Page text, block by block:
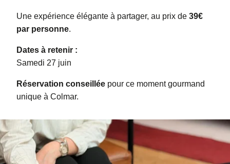
Une expérience élégante à partager, au prix de 39€
par personne.
Dates à retenir :
Samedi 27 juin
Réservation conseillée pour ce moment gourmand
unique à Colmar.